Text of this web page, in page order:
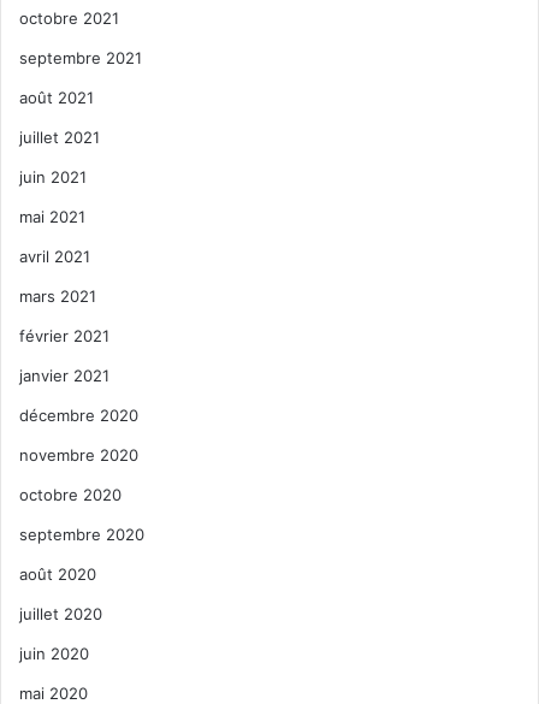
octobre 2021
septembre 2021
août 2021
juillet 2021
juin 2021
mai 2021
avril 2021
mars 2021
février 2021
janvier 2021
décembre 2020
novembre 2020
octobre 2020
septembre 2020
août 2020
juillet 2020
juin 2020
mai 2020